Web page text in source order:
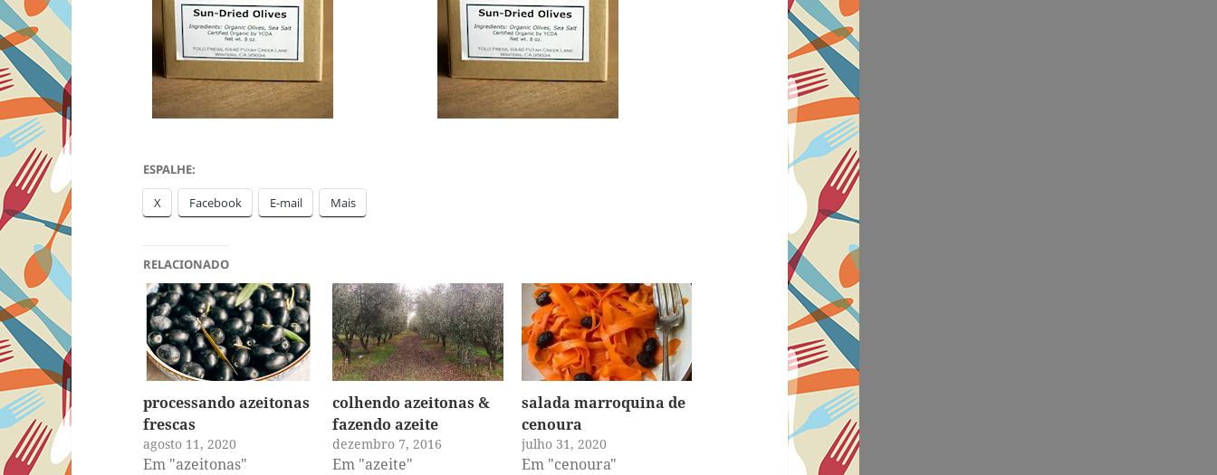
ESPALHE:
X Facebook E-mail Mais
RELACIONADO
processando azeitonas
frescas
agosto 11, 2020
Em "azeitonas"
colhendo azeitonas &
fazendo azeite
dezembro 7, 2016
Em "azeite"
salada marroquina de
cenoura
julho 31, 2020
Em "cenoura"